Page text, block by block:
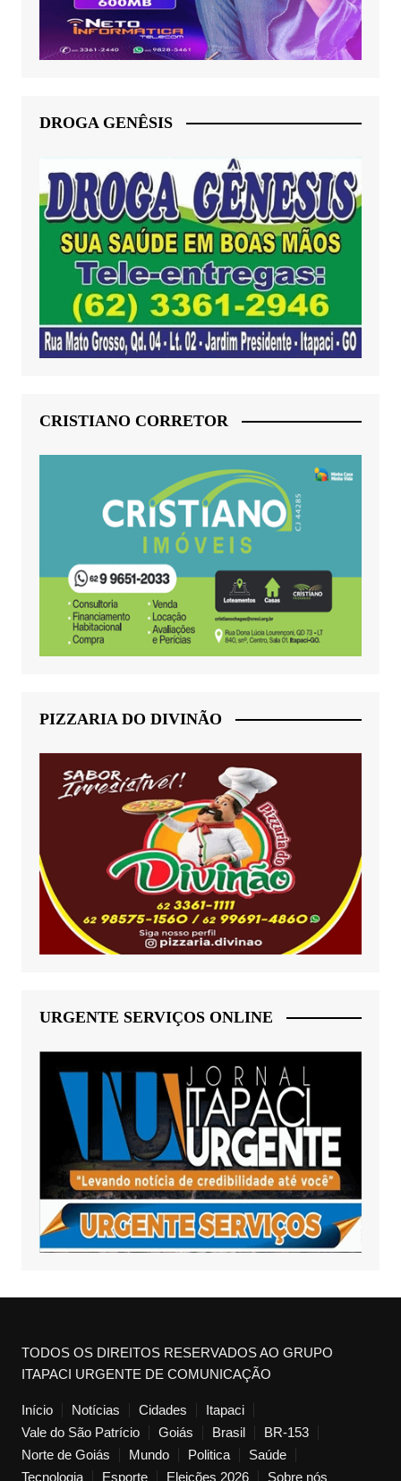
DROGA GENÊSIS
CRISTIANO CORRETOR
PIZZARIA DO DIVINÃO
URGENTE SERVIÇOS ONLINE
TODOS OS DIREITOS RESERVADOS AO GRUPO
ITAPACI URGENTE DE COMUNICAÇÃO
Início Notícias Cidades
Itapaci
Vale do São Patrício
Goiás Brasil
BR-153
Norte de Goiás
Mundo Politica
Saúde
Tecnologia
Esporte Eleições 2026 Sobre nós